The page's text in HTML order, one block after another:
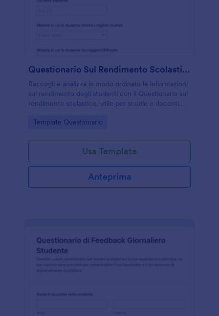
Questionario Sul Rendimento Scolastico
Raccogli e analizza in modo ordinato le informazioni
sul rendimento degli studenti con il Questionario sul
rendimento scolastico, utile per scuole e docenti
di supporto.
Go to Category:
Template Questionario
Usa Template
Anteprima